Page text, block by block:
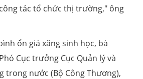
tác tổ chức thị trường," ông
ổn giá xăng sinh học, bà
Cục trưởng Cục Quản lý và
nước (Bộ Công Thương),